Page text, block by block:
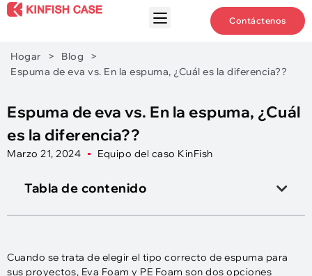
Contáctenos
Hogar > Blog
>
Espuma de eva vs. En la espuma, ¿Cuál es la diferencia??
Espuma de eva vs. En la espuma, ¿Cuál
es la diferencia??
Marzo 21, 2024 Equipo del caso KinFish
Tabla de contenido
Cuando se trata de elegir el tipo correcto de espuma para
sus proyectos, Eva Foam y PE Foam son dos opciones